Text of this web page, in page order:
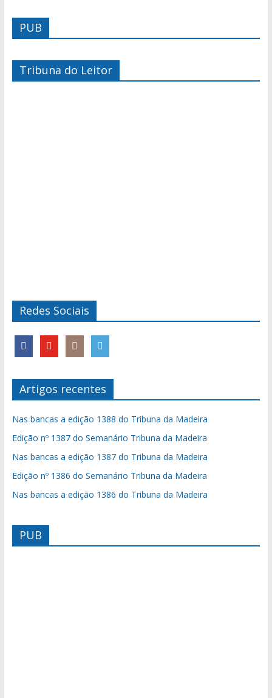
PUB
Tribuna do Leitor
Redes Sociais
Artigos recentes
Nas bancas a edição 1388 do Tribuna da Madeira
Edição nº 1387 do Semanário Tribuna da Madeira
Nas bancas a edição 1387 do Tribuna da Madeira
Edição nº 1386 do Semanário Tribuna da Madeira
Nas bancas a edição 1386 do Tribuna da Madeira
PUB